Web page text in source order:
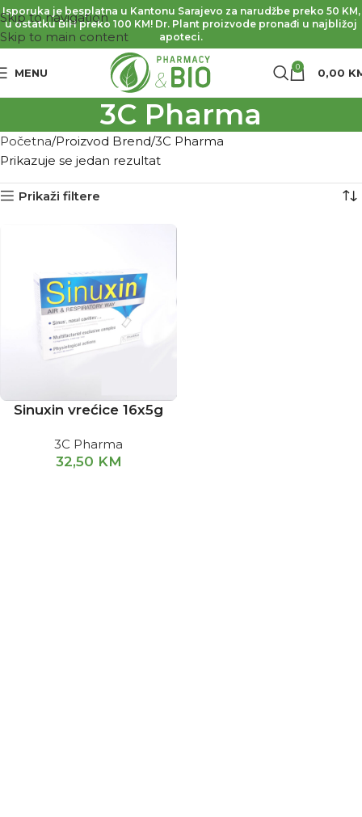
Skip to navigation
Skip to main content
Isporuka je besplatna u Kantonu Sarajevo za narudžbe preko 50 KM,
u ostatku BiH preko 100 KM! Dr. Plant proizvode pronađi u najbližoj
apoteci.
MENU 0 0,00
3C Pharma
Početna Proizvod Brend 3C Pharma
Prikazuje se jedan rezultat
Prikaži filtere
Sinuxin vrećice 16x5g
3C Pharma
32,50 KM